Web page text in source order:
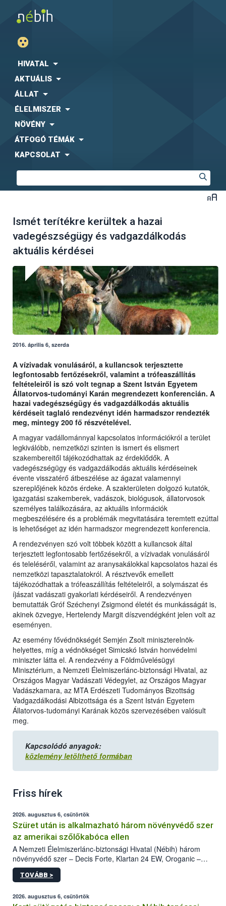
HIVATAL
AKTUÁLIS
ÁLLAT
ÉLELMISZER
NÖVÉNY
ÁTFOGÓ TÉMÁK
KAPCSOLAT
Ismét terítékre kerültek a hazai
vadegészségügy és vadgazdálkodás
aktuális kérdései
2016. április 6, szerda
A vízivadak vonulásáról, a kullancsok terjesztette
legfontosabb fertőzésekről, valamint a trófeaszállítás
feltételeiről is szó volt tegnap a Szent István Egyetem
Állatorvos-tudományi Karán megrendezett konferencián. A
hazai vadegészségügy és vadgazdálkodás aktuális
kérdéseit taglaló rendezvényt idén harmadszor rendezték
meg, mintegy 200 fő részvételével.
A magyar vadállománnyal kapcsolatos információkról a terület
legkiválóbb, nemzetközi szinten is ismert és elismert
szakembereitől tájékozódhattak az érdeklődők. A
vadegészségügy és vadgazdálkodás aktuális kérdéseinek
évente visszatérő átbeszélése az ágazat valamennyi
szereplőjének közös érdeke. A szakterületen dolgozó kutatók,
igazgatási szakemberek, vadászok, biológusok, állatorvosok
személyes találkozására, az aktuális információk
megbeszélésére és a problémák megvitatására teremtett ezúttal
is lehetőséget az idén harmadszor megrendezett konferencia.
A rendezvényen szó volt többek között a kullancsok által
terjesztett legfontosabb fertőzésekről, a vízivadak vonulásáról
és teleléséről, valamint az aranysakálokkal kapcsolatos hazai és
nemzetközi tapasztalatokról. A résztvevők emellett
tájékozódhattak a trófeaszállítás feltételeiről, a solymászat és
íjászat vadászati gyakorlati kérdéseiről. A rendezvényen
bemutatták Gróf Széchenyi Zsigmond életét és munkásságát is,
akinek özvegye, Hertelendy Margit díszvendégként jelen volt az
eseményen.
Az esemény fővédnökségét Semjén Zsolt miniszterelnök-
helyettes, míg a védnökséget Simicskó István honvédelmi
miniszter látta el. A rendezvény a Földművelésügyi
Minisztérium, a Nemzeti Élelmiszerlánc-biztonsági Hivatal, az
Országos Magyar Vadászati Védegylet, az Országos Magyar
Vadászkamara, az MTA Erdészeti Tudományos Bizottság
Vadgazdálkodási Albizottsága és a Szent István Egyetem
Állatorvos-tudományi Karának közös szervezésében valósult
meg.
Kapcsolódó anyagok:
közlemény letölthető formában
Friss hírek
2026. augusztus 6, csütörtök
Szüret után is alkalmazható három növényvédő szer
az amerikai szőlőkabóca ellen
A Nemzeti Élelmiszerlánc-biztonsági Hivatal (Nébih) három
növényvédő szer – Decis Forte, Klartan 24 EW, Oroganic –
engedélyokiratát módosította, így azok a szüretet követően,
egészen a vesszőérettség (BBCH 91) stádiumáig
érésű szőlőkben is legyen lehetőség a károsító elleni további
TOVÁBB >
2026. augusztus 6, csütörtök